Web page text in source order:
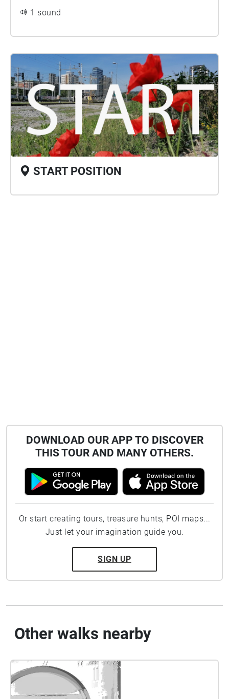
1 sound
START POSITION
DOWNLOAD OUR APP TO DISCOVER
THIS TOUR AND MANY OTHERS.
Or start creating tours, treasure hunts, POI maps...
Just let your imagination guide you.
SIGN UP
Other walks nearby